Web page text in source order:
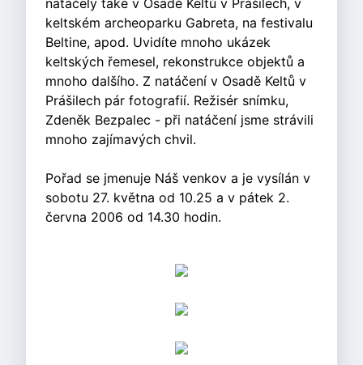
natáčely také v Osadě Keltů v Prášilech, v
keltském archeoparku Gabreta, na festivalu
Beltine, apod. Uvidíte mnoho ukázek
keltských řemesel, rekonstrukce objektů a
mnoho dalšího. Z natáčení v Osadě Keltů v
Prášilech pár fotografií. Režisér snímku,
Zdeněk Bezpalec - při natáčení jsme strávili
mnoho zajímavých chvil.
Pořad se jmenuje Náš venkov a je vysílán v
sobotu 27. května od 10.25 a v pátek 2.
června 2006 od 14.30 hodin.